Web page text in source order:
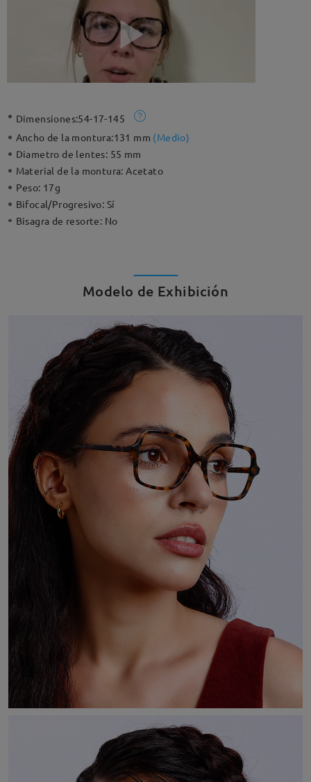
Dimensiones:54-17-145
Ancho de la montura:131 mm (Medio)
Diametro de lentes: 55 mm
Material de la montura:Acetato
Peso: 17g
Bifocal/Progresivo: Sí
Bisagra de resorte: No
Modelo de Exhibición